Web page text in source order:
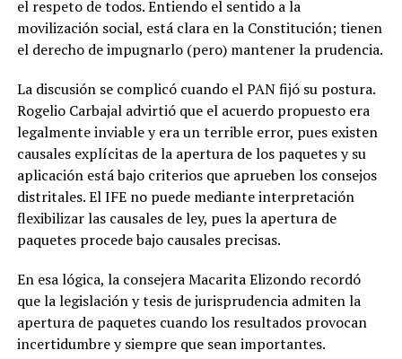
el respeto de todos. Entiendo el sentido a la
movilización social, está clara en la Constitución; tienen
el derecho de impugnarlo (pero) mantener la prudencia.
La discusión se complicó cuando el PAN fijó su postura.
Rogelio Carbajal advirtió que el acuerdo propuesto era
legalmente inviable y era unterrible error, pues existen
causales explícitas de la apertura de los paquetes y su
aplicación está bajo criterios que aprueben los consejos
distritales.El IFE no puede mediante interpretación
flexibilizar las causales de ley, pues la apertura de
paquetes procede bajo causales precisas.
En esa lógica, la consejera Macarita Elizondo recordó
que la legislación y tesis de jurisprudencia admiten la
apertura de paquetes cuando los resultados provocan
incertidumbre y siempre que sean importantes.